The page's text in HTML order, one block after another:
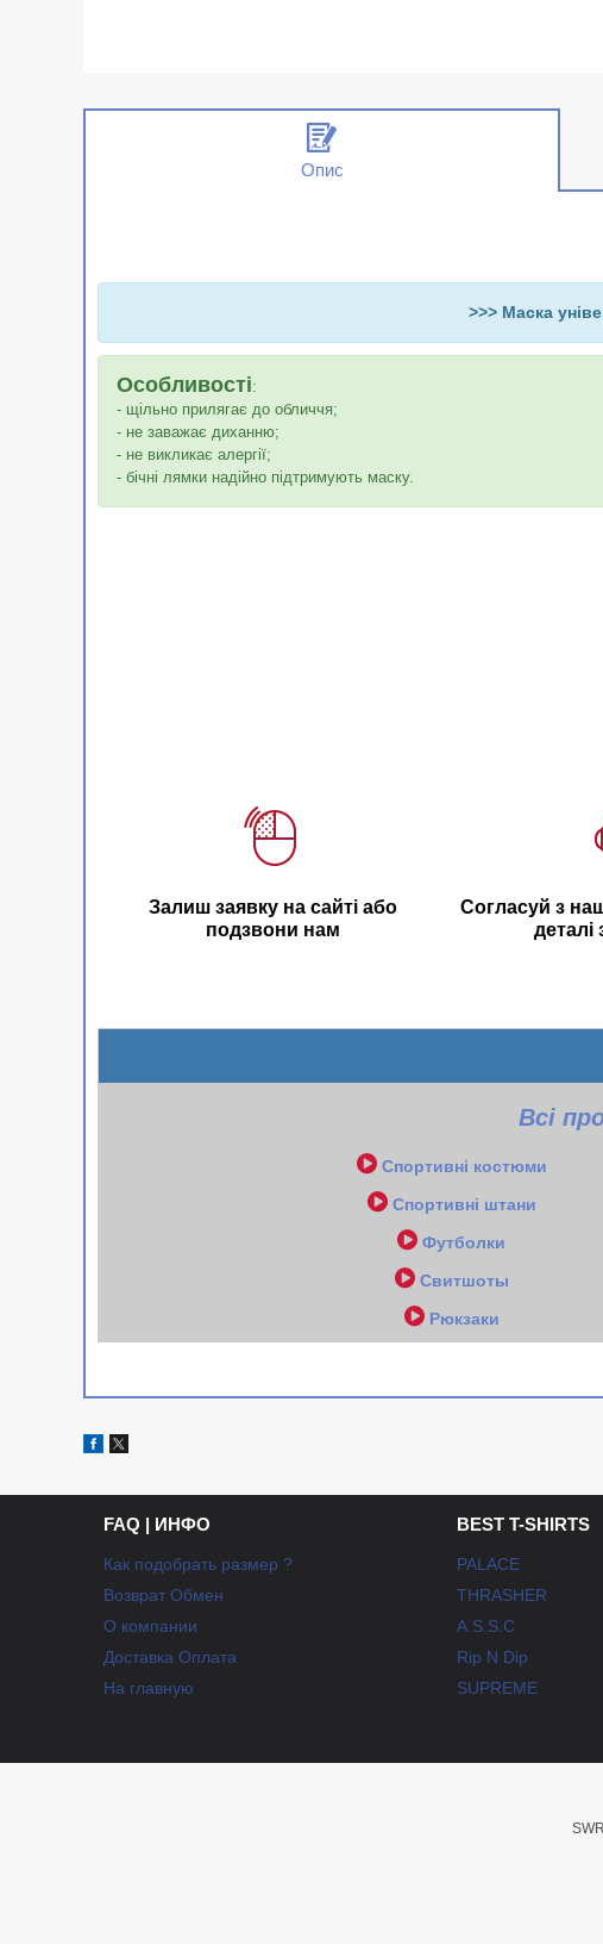
Опис
>>> Маска
Особливості:
- щільно прилягає до обличчя;
- не заважає диханню;
- не викликає алергії;
- бічні лямки надійно підтримують маску.
Залиш заявку на сайті або
подзвони нам
Согласуй з
Всі
Спортивні костюми
Спортивні штани
Футболки
Свитшоты
Рюкзаки
FAQ | ИНФО
Как подобрать размер ?
Возврат Обмен
О компании
Доставка Оплата
На главную
BEST T-SHIRTS
PALACE
THRASHER
A.S.S.C
Rip N Dip
SUPREME